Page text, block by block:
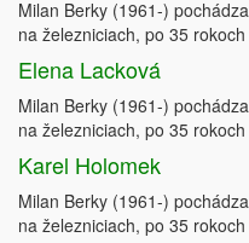
Milan Berky (1961-)
na železniciach, po 35
Elena Lacková
Milan Berky (1961-)
na železniciach, po 35
Karel Holomek
Milan Berky (1961-)
na železniciach, po 35